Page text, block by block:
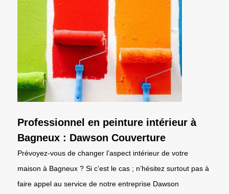
Professionnel en peinture intérieur à
Bagneux : Dawson Couverture
Prévoyez-vous de changer l’aspect intérieur de votre
maison à Bagneux ? Si c’est le cas ; n’hésitez surtout pas à
faire appel au service de notre entreprise Dawson